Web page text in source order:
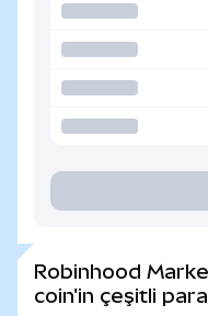
Robinhood
coin'in çeşitli